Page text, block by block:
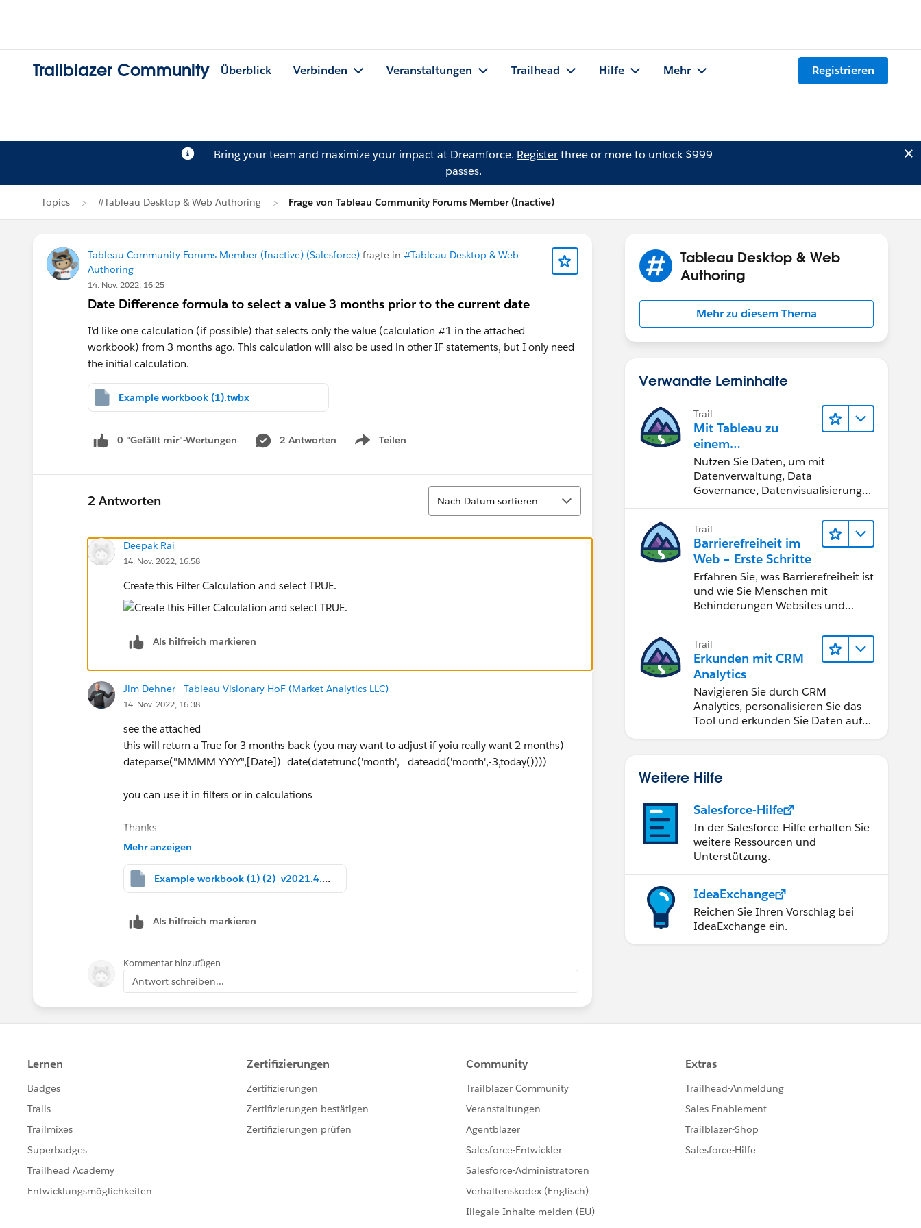
Trailblazer Community Überblick Verbinden Veranstaltungen Trailhead Hilfe Mehr Registrieren
Bring your team and maximize your impact at Dreamforce. Registerthree or more to unlock $999
passes.
Topics #Tableau Desktop & Web Authoring Frage von Tableau Community Forums Member (Inactive)
Tableau Community Forums Member (Inactive) (Salesforce) fragte in #Tableau Desktop & Web
Authoring
14. Nov. 2022, 16:25
Date Difference formula to select a value 3 months prior to the current date
I'd like one calculation (if possible) that selects only the value (calculation #1 in the attached
workbook) from 3 months ago. This calculation will also be used in other IF statements, but I only need
the initial calculation.
Example workbook (1).twbx
0 "Gefällt mir"-Wertungen 2 Antworten Teilen
Show menu
2 Antworten
Sortieren
Nach Datum sortieren
Deepak Rai
14. Nov. 2022, 16:58
Create this Filter Calculation and select TRUE.
Als hilfreich markieren
Jim Dehner - Tableau Visionary HoF (Market Analytics LLC)
14. Nov. 2022, 16:38
see the attached
this will return a True for 3 months back (you may want to adjust if yoiu really want 2 months)
dateparse("MMMM YYYY",[Date])=date(datetrunc('month', dateadd('month',-3,today())))
you can use it in filters or in calculations
Thanks
Jim - Tableau Visionary
Mehr anzeigen
Example workbook (1) (2)_v2021.4.twbx
Als hilfreich markieren
Kommentar hinzufügen
Antwort schreiben...
Tableau Desktop & Web
Authoring
Mehr zu diesem Thema
Verwandte Lerninhalte
Trail
Mit Tableau zu
einem
datengestützten
Team werden
Nutzen Sie Daten, um mit
Datenverwaltung, Data
Governance, Datenvisualisierungs-
Zusammenarbeit bessere
Geschäftsergebnisse zu erzielen.
Trail
Barrierefreiheit im
Web – Erste Schritte
Erfahren Sie, was Barrierefreiheit ist
und wie Sie Menschen mit
Behinderungen Websites und
Trail
Erkunden mit CRM
Analytics
Navigieren Sie durch CRM
Analytics, personalisieren Sie das
Tool und erkunden Sie Daten auf
Weitere Hilfe
Salesforce-Hilfe
In der Salesforce-Hilfe erhalten Sie
weitere Ressourcen und
Unterstützung.
IdeaExchange
Reichen Sie Ihren Vorschlag bei
IdeaExchange ein.